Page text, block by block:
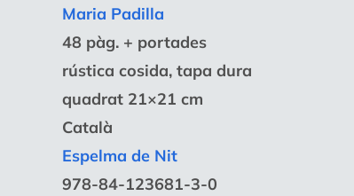
Maria Padilla
48 pàg. + portades
rústica cosida, tapa dura
quadrat 21×21 cm
Català
Espelma de Nit
978-84-123681-3-0